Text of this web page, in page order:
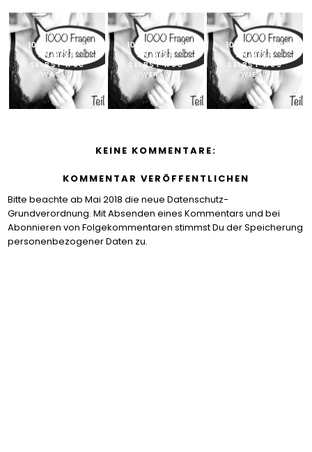
1000 FRAGEN
AN MICH
SELBST #96
WAS ...
1000 FRAGEN
AN MICH
SELBST #95
WER ...
1000 FRAGEN
AN MICH
SELBST #99
WIE ...
KEINE KOMMENTARE:
KOMMENTAR VERÖFFENTLICHEN
Bitte beachte ab Mai 2018 die neue Datenschutz-
Grundverordnung. Mit Absenden eines Kommentars und bei
Abonnieren von Folgekommentaren stimmst Du der Speicherung
personenbezogener Daten zu.